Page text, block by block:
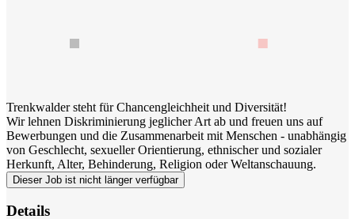
Trenkwalder steht für Chancengleichheit und Diversität!
Wir lehnen Diskriminierung jeglicher Art ab und freuen uns auf
Bewerbungen und die Zusammenarbeit mit Menschen - unabhängig
von Geschlecht, sexueller Orientierung, ethnischer und sozialer
Herkunft, Alter, Behinderung, Religion oder Weltanschauung.
Dieser Job ist nicht länger verfügbar
Details